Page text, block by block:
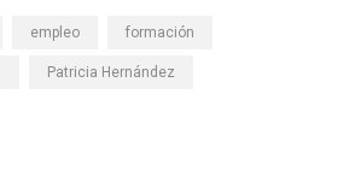
empleo formación
Patricia Hernández